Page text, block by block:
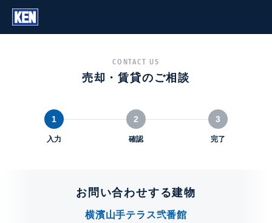
CONTACT US
売却・賃貸のご相談
1
入力
2
確認
3
完了
お問い合わせする建物
横濱山手テラス弐番館